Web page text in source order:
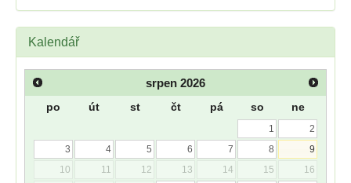
Kalendář
srpen 2026
po út st čt pá so ne
1
2
3
4 5 6 7 8
9
10
11 12 13 14 15
16